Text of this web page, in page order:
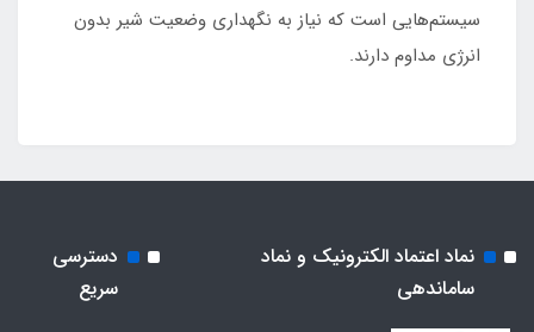
سیستم‌هایی است که نیاز به نگهداری وضعیت شیر بدون
انرژی مداوم دارند.
نماد اعتماد الکترونیک و نماد
ساماندهی
دسترسی
سریع